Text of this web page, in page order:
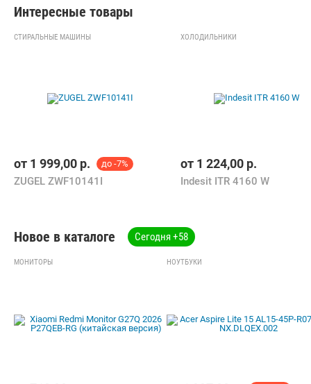
Интересные товары
СТИРАЛЬНЫЕ МАШИНЫ
от 1 999,00 р. до -7%
ZUGEL ZWF10141I
ХОЛОДИЛЬНИКИ
от 1 224,00 р.
Indesit ITR 4160 W
Новое в каталоге Сегодня +58
МОНИТОРЫ НОУТБУКИ